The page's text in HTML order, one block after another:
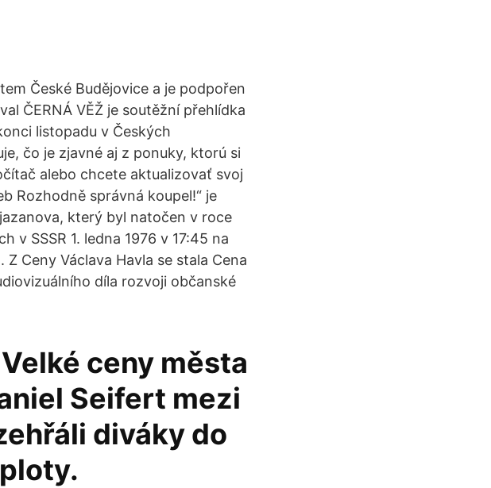
České Budějovice a je podpořen
ČERNÁ VĚŽ je soutěžní přehlídka
listopadu v Českých
čo je zjavné aj z ponuky, ktorú si
alebo chcete aktualizovať svoj
Rozhodně správná koupel!“ je
který byl natočen v roce
v SSSR 1. ledna 1976 v 17:45 na
Ceny Václava Havla se stala Cena
díla rozvoji občanské
ceny města
Seifert mezi
diváky do